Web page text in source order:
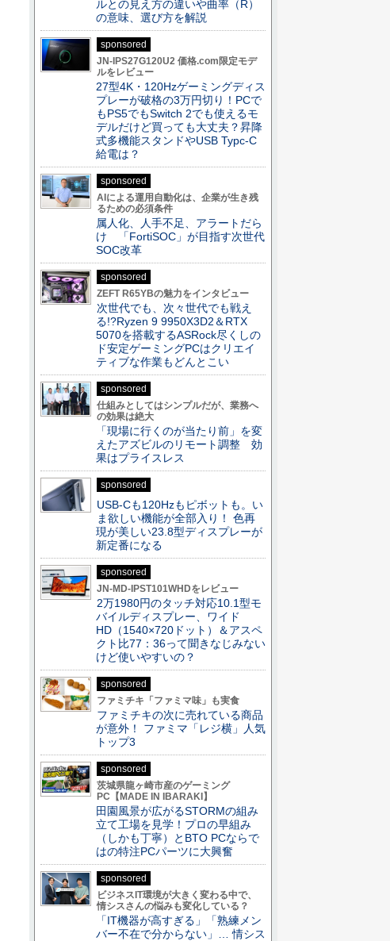
ルとの見え方の違いや曲率（R）
の意味、選び方を解説
sponsored
JN-IPS27G120U2 価格.com限定モデ
ルをレビュー
27型4K・120Hzゲーミングディス
プレーが破格の3万円切り！PCで
もPS5でもSwitch 2でも使えるモ
デルだけど買っても大丈夫？昇降
式多機能スタンドやUSB Typc-C
給電は？
sponsored
AIによる運用自動化は、企業が生き残
るための必須条件
属人化、人手不足、アラートだら
け 「FortiSOC」が目指す次世代
SOC改革
sponsored
ZEFT R65YBの魅力をインタビュー
次世代でも、次々世代でも戦え
る!?Ryzen 9 9950X3D2＆RTX
5070を搭載するASRock尽くしの
ド安定ゲーミングPCはクリエイ
ティブな作業もどんとこい
sponsored
仕組みとしてはシンプルだが、業務へ
の効果は絶大
「現場に行くのが当たり前」を変
えたアズビルのリモート調整 効
果はプライスレス
sponsored
USB-Cも120Hzもピボットも。い
ま欲しい機能が全部入り！ 色再
現が美しい23.8型ディスプレーが
新定番になる
sponsored
JN-MD-IPST101WHDをレビュー
2万1980円のタッチ対応10.1型モ
バイルディスプレー、ワイド
HD（1540×720ドット）＆アスペ
クト比77：36って聞きなじみない
けど使いやすいの？
sponsored
ファミチキ「ファミマ味」も実食
ファミチキの次に売れている商品
が意外！ ファミマ「レジ横」人気
トップ3
sponsored
茨城県龍ヶ崎市産のゲーミング
PC【MADE IN IBARAKI】
田園風景が広がるSTORMの組み
立て工場を見学！プロの早組み
（しかも丁寧）とBTO PCならで
はの特注PCパーツに大興奮
sponsored
ビジネスIT環境が大きく変わる中で、
情シスさんの悩みも変化している？
「IT機器が高すぎる」「熟練メン
バー不在で分からない」… 情シス